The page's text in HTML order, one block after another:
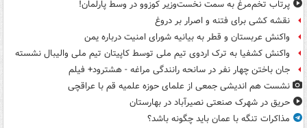
پرتاب تخم‌مرغ به سمت نخست‌وزیر کوزوو در وسط پارلمان!
نقشه کشی برای فتنه و اصرار بر دروغ
واکنش عربستان و قطر به بیانیه شورای امنیت درباره یمن
واکنش کشفیا به ترک اردوی تیم ملی توسط کاپیتان تیم ملی والیبال نشسته
جان باختن چهار نفر در سانحه رانندگی مراغه - هشترود+ فیلم
نشست هم اندیشی جمعی از علمای حوزه علمیه قم با عراقچی
حریق در شهرک صنعتی نصیرآباد در بهارستان
مذاکرات تنگه با عمان باید چگونه باشد؟